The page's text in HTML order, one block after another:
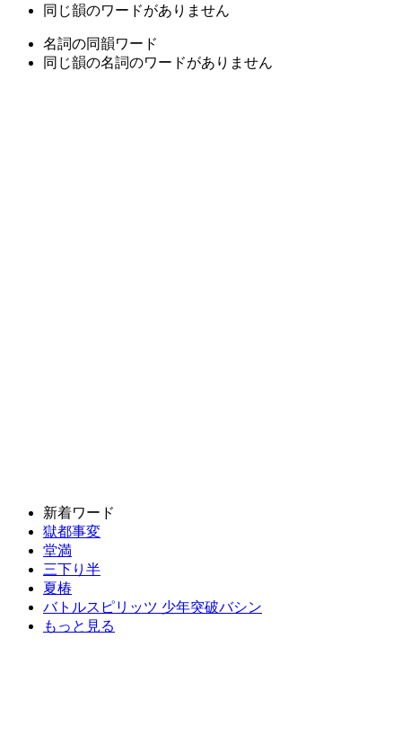
同じ韻のワードがありません
名詞の同韻ワード
同じ韻の名詞のワードがありません
新着ワード
獄都事変
堂満
三下り半
夏椿
バトルスピリッツ 少年突破バシン
もっと見る